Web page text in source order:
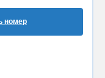
номер